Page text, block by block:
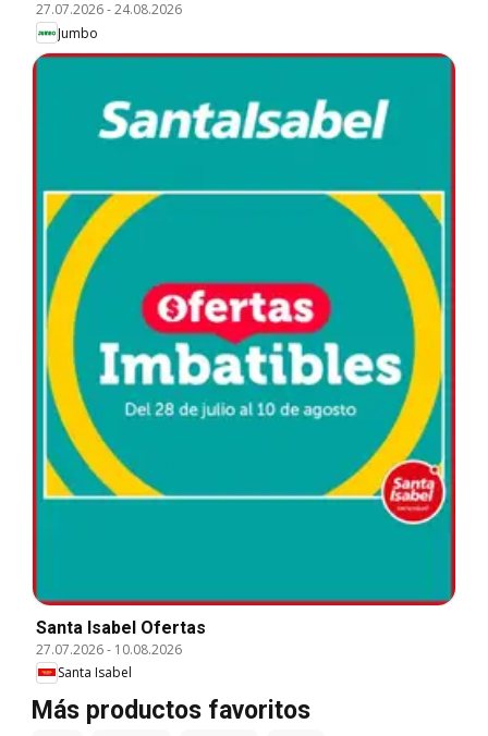
27.07.2026-24.08.2026
Jumbo
Santa Isabel Ofertas
27.07.2026- 10.08.2026
Santa Isabel
Más productos favoritos